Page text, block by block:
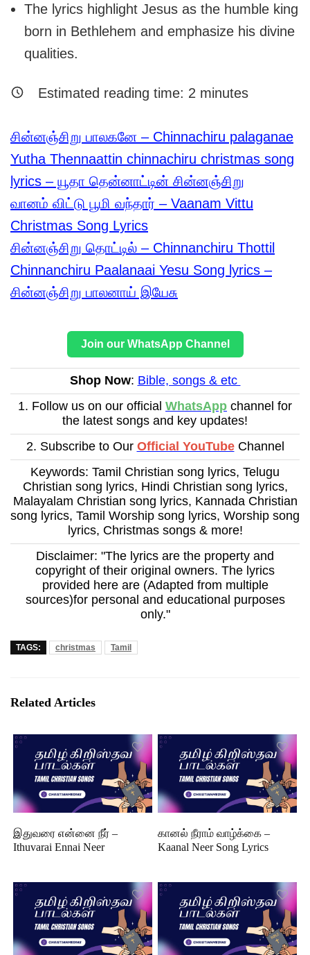
The lyrics highlight Jesus as the humble king
born in Bethlehem and emphasize his divine
qualities.
Estimated reading time: 2 minutes
சின்னஞ்சிறு பாலகனே – Chinnachiru palaganae
Yutha Thennaattin chinnachiru christmas song
lyrics – யூதா தென்னாட்டின் சின்னஞ்சிறு
வானம் விட்டு பூமி வந்தார் – Vaanam Vittu
Christmas Song Lyrics
சின்னஞ்சிறு தொட்டில் – Chinnanchiru Thottil
Chinnanchiru Paalanaai Yesu Song lyrics –
சின்னஞ்சிறு பாலனாய் இயேசு
Join our WhatsApp Channel
Shop Now: Bible, songs & etc
1. Follow us on our official WhatsApp channel for
the latest songs and key updates!
2. Subscribe to Our Official YouTubeChannel
Keywords: Tamil Christian song lyrics, Telugu
Christian song lyrics, Hindi Christian song lyrics,
Malayalam Christian song lyrics, Kannada Christian
song lyrics, Tamil Worship song lyrics, Worship song
lyrics, Christmas songs & more!
Disclaimer: "The lyrics are the property and
copyright of their original owners. The lyrics
provided here are (Adapted from multiple
sources)for personal and educational purposes
only."
TAGS: christmas Tamil
Related Articles
இதுவரை என்னை நீர் –
Ithuvarai Ennai Neer
கானல் நீராம் வாழ்க்கை –
Kaanal Neer Song Lyrics